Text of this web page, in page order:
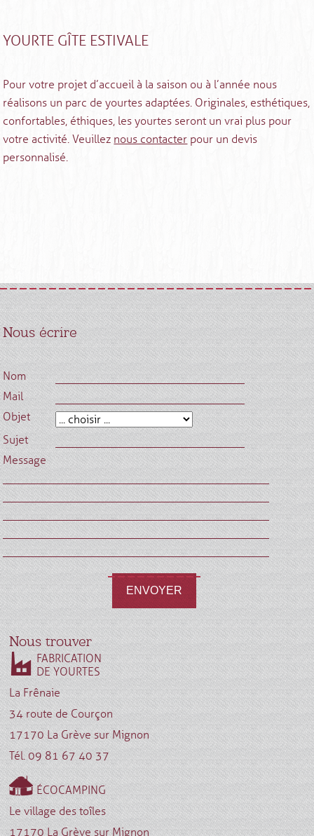
YOURTE GÎTE ESTIVALE
Pour votre projet d’accueil à la saison ou à l’année nous
réalisons un parc de yourtes adaptées. Originales, esthétiques,
confortables, éthiques, les yourtes seront un vrai plus pour
votre activité. Veuillez nous contacter pour un devis
personnalisé.
Nous écrire
Nom
Mail
Objet
Sujet
Message
ENVOYER
Nous trouver
FABRICATION
DE YOURTES
La Frênaie
34 route de Courçon
17170 La Grève sur Mignon
Tél. 09 81 67 40 37
ÉCOCAMPING
Le village des toîles
17170 La Grève sur Mignon